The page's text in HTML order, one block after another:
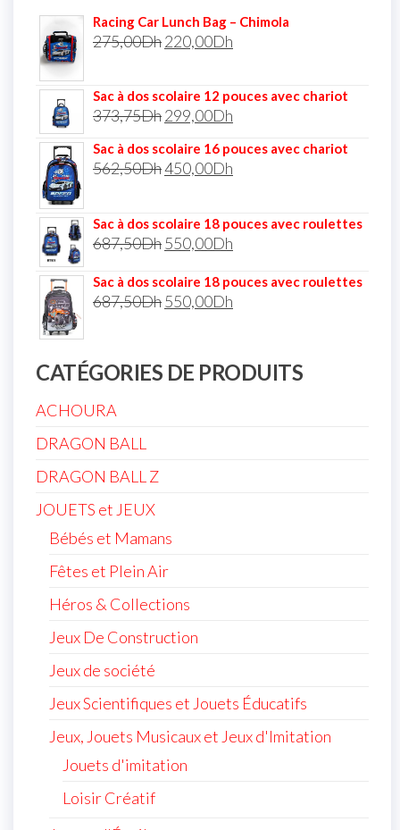
Racing Car Lunch Bag – Chimola
275,00Dh220,00Dh
Sac à dos scolaire 12 pouces avec chariot
373,75Dh299,00Dh
Sac à dos scolaire 16 pouces avec chariot
562,50Dh450,00Dh
Sac à dos scolaire 18 pouces avec roulettes
687,50Dh550,00Dh
Sac à dos scolaire 18 pouces avec roulettes
687,50Dh550,00Dh
CATÉGORIES DE PRODUITS
ACHOURA
DRAGON BALL
DRAGON BALL Z
JOUETS et JEUX
Bébés et Mamans
Fêtes et Plein Air
Héros & Collections
Jeux De Construction
Jeux de société
Jeux Scientifiques et Jouets Éducatifs
Jeux, Jouets Musicaux et Jeux d'Imitation
Jouets d'imitation
Loisir Créatif